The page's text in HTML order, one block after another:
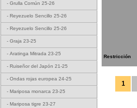
- Grulla Común 25-26
- Reyezuelo Sencillo 25-26
- Reyezuelo Sencillo 25-26
- Graja 23-25
- Aratinga Mitrada 23-25
- Ruiseñor del Japón 21-25
- Ondas rojas europea 24-25
- Mariposa monarca 23-25
- Mariposa tigre 23-27
Restricción
1